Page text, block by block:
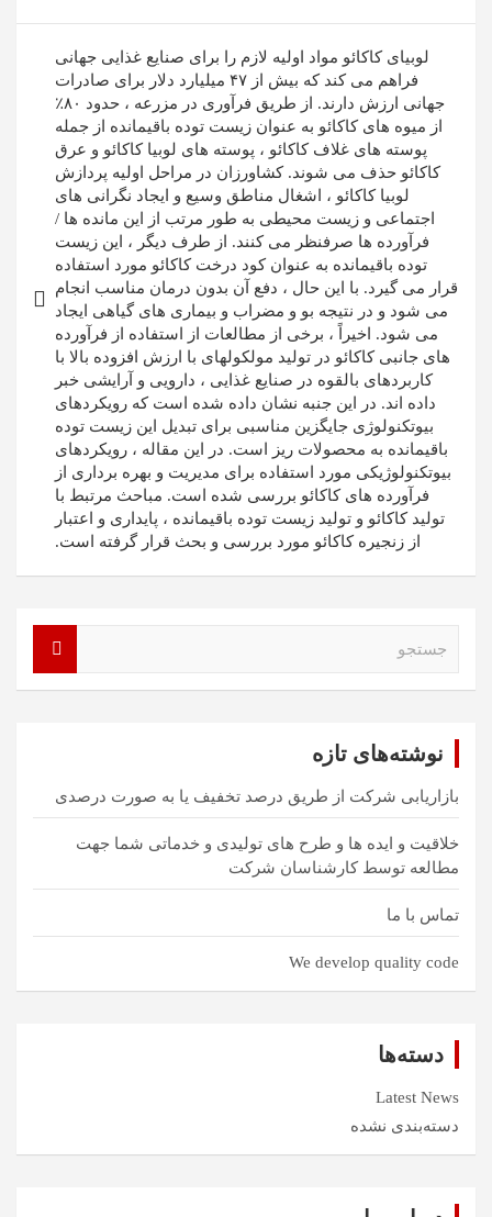
لوبیای کاکائو مواد اولیه لازم را برای صنایع غذایی جهانی
فراهم می کند که بیش از ۴۷ میلیارد دلار برای صادرات
جهانی ارزش دارند. از طریق فرآوری در مزرعه ، حدود ۸۰٪
از میوه های کاکائو به عنوان زیست توده باقیمانده از جمله
پوسته های غلاف کاکائو ، پوسته های لوبیا کاکائو و عرق
کاکائو حذف می شوند. کشاورزان در مراحل اولیه پردازش
لوبیا کاکائو ، اشغال مناطق وسیع و ایجاد نگرانی های
اجتماعی و زیست محیطی به طور مرتب از این مانده ها /
فرآورده ها صرفنظر می کنند. از طرف دیگر ، این زیست
توده باقیمانده به عنوان کود درخت کاکائو مورد استفاده
قرار می گیرد. با این حال ، دفع آن بدون درمان مناسب انجام
می شود و در نتیجه بو و مضراب و بیماری های گیاهی ایجاد
می شود. اخیراً ، برخی از مطالعات از استفاده از فرآورده
های جانبی کاکائو در تولید مولکولهای با ارزش افزوده بالا با
کاربردهای بالقوه در صنایع غذایی ، دارویی و آرایشی خبر
داده اند. در این جنبه نشان داده شده است که رویکردهای
بیوتکنولوژی جایگزین مناسبی برای تبدیل این زیست توده
باقیمانده به محصولات ریز است. در این مقاله ، رویکردهای
بیوتکنولوژیکی مورد استفاده برای مدیریت و بهره برداری از
فرآورده های کاکائو بررسی شده است. مباحث مرتبط با
تولید کاکائو و تولید زیست توده باقیمانده ، پایداری و اعتبار
از زنجیره کاکائو مورد بررسی و بحث قرار گرفته است.
نوشته‌های تازه
بازاریابی شرکت از طریق درصد تخفیف یا به صورت درصدی
خلاقیت و ایده ها و طرح های تولیدی و خدماتی شما جهت
مطالعه توسط کارشناسان شرکت
تماس با ما
We develop quality code
دسته‌ها
Latest News
دسته‌بندی نشده